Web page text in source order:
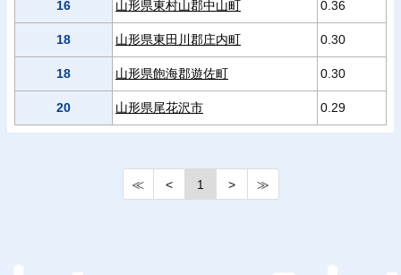
16 山形県東村山郡中山町 0.36
18 山形県東田川郡庄内町 0.30
18 山形県飽海郡遊佐町 0.30
20 山形県尾花沢市 0.29
≪ < 1 > ≫